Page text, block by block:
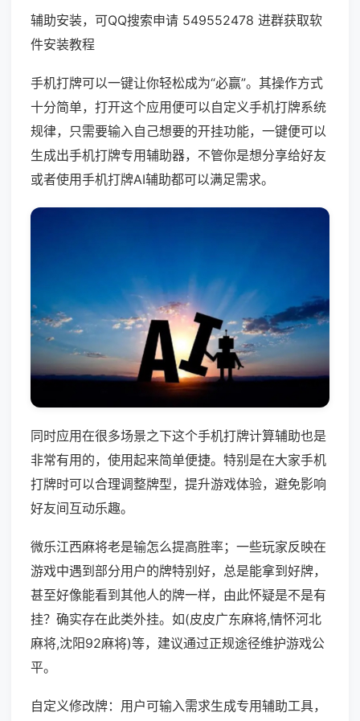
辅助安装，可QQ搜索申请 549552478 进群获取软
件安装教程
手机打牌可以一键让你轻松成为“必赢”。其操作方式
十分简单，打开这个应用便可以自定义手机打牌系统
规律，只需要输入自己想要的开挂功能，一键便可以
生成出手机打牌专用辅助器，不管你是想分享给好友
或者使用手机打牌AI辅助都可以满足需求。
同时应用在很多场景之下这个手机打牌计算辅助也是
非常有用的，使用起来简单便捷。特别是在大家手机
打牌时可以合理调整牌型，提升游戏体验，避免影响
好友间互动乐趣。
微乐江西麻将老是输怎么提高胜率；一些玩家反映在
游戏中遇到部分用户的牌特别好，总是能拿到好牌，
甚至好像能看到其他人的牌一样，由此怀疑是不是有
挂？确实存在此类外挂。如(皮皮广东麻将,情怀河北
麻将,沈阳92麻将)等，建议通过正规途径维护游戏公
平。
自定义修改牌：用户可输入需求生成专用辅助工具，